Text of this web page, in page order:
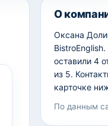
О
Оксана
оставили 4
из 5.
карточке
По данным